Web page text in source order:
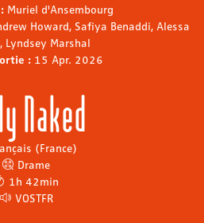
Muriel d'Ansembourg
Howard, Safiya Benaddi, Alessa
Lyndsey Marshal
: 15 Apr. 2026
Naked
(France)
Drame
1h 42min
VOSTFR